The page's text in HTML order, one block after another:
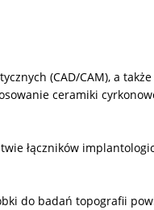
(CAD/CAM), a także
ceramiki
łączników
do badań topografii